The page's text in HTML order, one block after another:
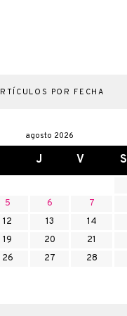
POR FECHA
agosto 2026
J V S
5 6 7
12 13 14
19 20 21
26 27 28